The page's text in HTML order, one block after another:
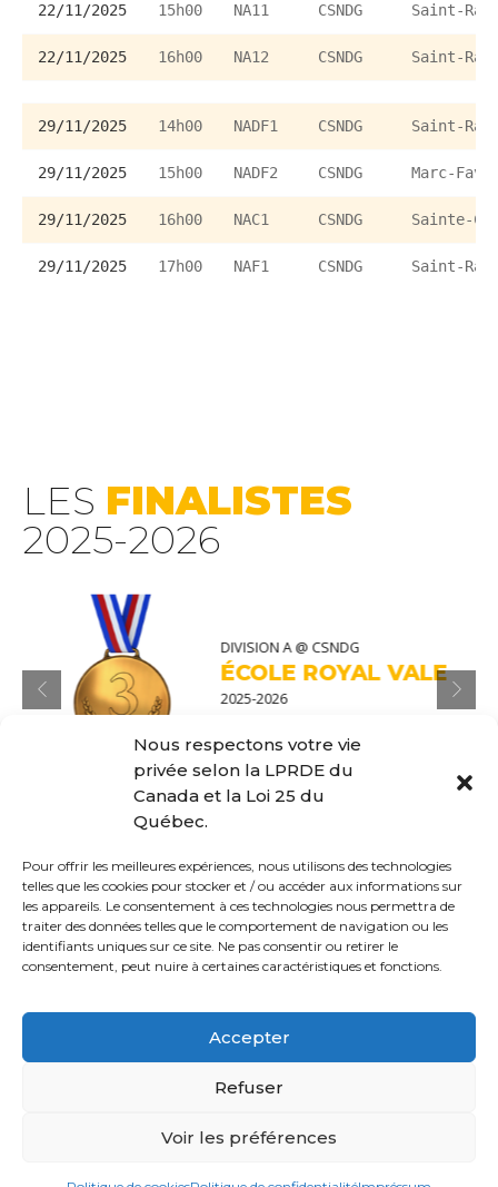
Nous respectons votre vie
privée selon la LPRDE du
Canada et la Loi 25 du
Québec.
Pour offrir les meilleures expériences, nous utilisons des technologies
telles que les cookies pour stocker et / ou accéder aux informations sur
les appareils. Le consentement à ces technologies nous permettra de
traiter des données telles que le comportement de navigation ou les
identifiants uniques sur ce site. Ne pas consentir ou retirer le
consentement, peut nuire à certaines caractéristiques et fonctions.
Accepter
Refuser
Voir les préférences
22/11/2025 15h00 NA11 CSNDG Saint-
22/11/2025 16h00 NA12 CSNDG Saint-
29/11/2025 14h00 NADF1 CSNDG Saint-
29/11/2025 15h00 NADF2 CSNDG Marc-
29/11/2025 16h00 NAC1 CSNDG Sainte-
29/11/2025 17h00 NAF1 CSNDG Saint-
LES FINALISTES
2025-2026
DIVISION A @ CSNDG
ÉCOLE ROYAL VALE
2025-2026
PRÉCÉDENT
Ligue inter-écoles de
soccer
SUIVANT
Cours de natation
adulte
© Loisirs Sportifs CDN-NDG | Communauté active et en santé